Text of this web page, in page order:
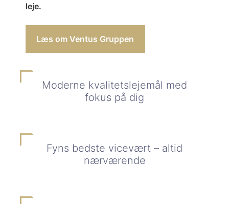
leje.
Læs om Ventus Gruppen
Moderne kvalitetslejemål med
fokus på dig
Fyns bedste vicevært – altid
nærværende